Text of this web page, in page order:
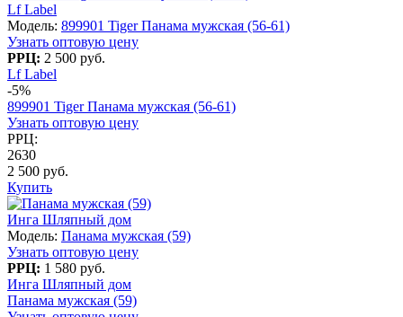
Lf Label
Модель: 899901 Tiger Панама мужская (56-61)
Узнать оптовую цену
РРЦ: 2 500 руб.
Lf Label
-5%
899901 Tiger Панама мужская (56-61)
Узнать оптовую цену
РРЦ:
2630
2 500 руб.
Купить
Инга Шляпный дом
Модель: Панама мужская (59)
Узнать оптовую цену
РРЦ: 1 580 руб.
Инга Шляпный дом
Панама мужская (59)